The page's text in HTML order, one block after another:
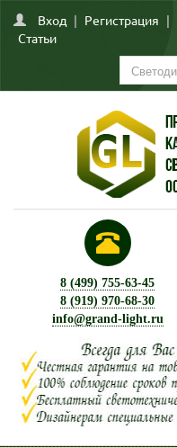
Вход | Регистрация |
Статьи
8 (499) 755-63-45
8 (919) 970-68-30
info@grand-light.ru